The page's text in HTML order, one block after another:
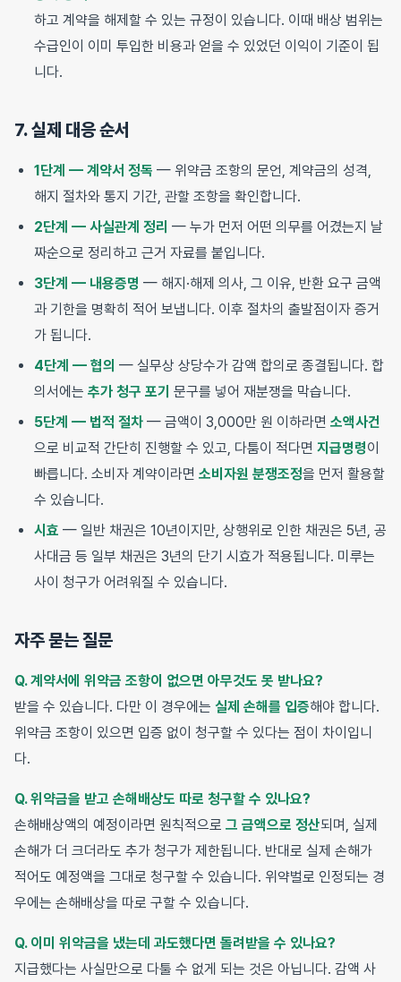
하고 계약을 해제할 수 있는 규정이 있습니다. 이때 배상 범위는
수급인이 이미 투입한 비용과 얻을 수 있었던 이익이 기준이 됩
니다.
7. 실제 대응 순서
1단계 — 계약서 정독 — 위약금 조항의 문언, 계약금의 성격,
해지 절차와 통지 기간, 관할 조항을 확인합니다.
2단계 — 사실관계 정리 — 누가 먼저 어떤 의무를 어겼는지 날
짜순으로 정리하고 근거 자료를 붙입니다.
3단계 — 내용증명 — 해지·해제 의사, 그 이유, 반환 요구 금액
과 기한을 명확히 적어 보냅니다. 이후 절차의 출발점이자 증거
가 됩니다.
4단계 — 협의 — 실무상 상당수가 감액 합의로 종결됩니다. 합
의서에는 추가 청구 포기 문구를 넣어 재분쟁을 막습니다.
5단계 — 법적 절차 — 금액이 3,000만 원 이하라면 소액사건
으로 비교적 간단히 진행할 수 있고, 다툼이 적다면 지급명령이
빠릅니다. 소비자 계약이라면 소비자원 분쟁조정을 먼저 활용할
수 있습니다.
시효 — 일반 채권은 10년이지만, 상행위로 인한 채권은 5년, 공
사대금 등 일부 채권은 3년의 단기 시효가 적용됩니다. 미루는
사이 청구가 어려워질 수 있습니다.
자주 묻는 질문
Q. 계약서에 위약금 조항이 없으면 아무것도 못 받나요?
받을 수 있습니다. 다만 이 경우에는 실제 손해를 입증해야 합니다.
위약금 조항이 있으면 입증 없이 청구할 수 있다는 점이 차이입니
다.
Q. 위약금을 받고 손해배상도 따로 청구할 수 있나요?
손해배상액의 예정이라면 원칙적으로 그 금액으로 정산되며, 실제
손해가 더 크더라도 추가 청구가 제한됩니다. 반대로 실제 손해가
적어도 예정액을 그대로 청구할 수 있습니다. 위약벌로 인정되는 경
우에는 손해배상을 따로 구할 수 있습니다.
Q. 이미 위약금을 냈는데 과도했다면 돌려받을 수 있나요?
지급했다는 사실만으로 다툴 수 없게 되는 것은 아닙니다. 감액 사